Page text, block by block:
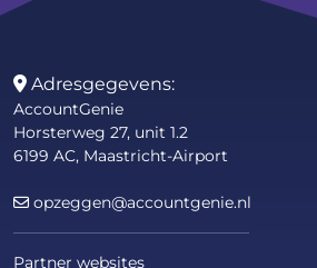
Adresgegevens:
AccountGenie
Horsterweg 27, unit 1.2
6199 AC, Maastricht-Airport
opzeggen@accountgenie.nl
Partner websites